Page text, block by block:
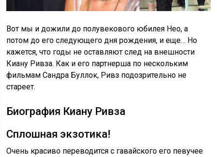
Вот мы и дожили до полувекового юбилея Нео, а
потом до его следующего дня рождения, и еще… Но
кажется, что годы не оставляют след на внешности
Киану Ривза. Как и его партнерша по нескольким
фильмам Сандра Буллок, Ривз подозрительно не
стареет.
Биография Киану Ривза
Сплошная экзотика!
Очень красиво переводится с гавайского его певучее